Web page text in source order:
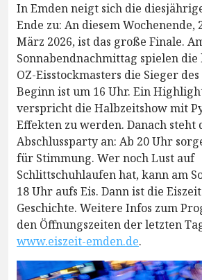
In Emden neigt sich die
Ende zu: An diesem Wochenende,
März 2026, ist das große Finale.
Sonnabendnachmittag spielen die
OZ-Eisstockmasters die Sieger
Beginn ist um 16 Uhr. Ein
verspricht die Halbzeitshow mit
Effekten zu werden. Danach steht
Abschlussparty an: Ab 20 Uhr
für Stimmung. Wer noch Lust auf
Schlittschuhlaufen hat, kann am
18 Uhr aufs Eis. Dann ist die
Geschichte. Weitere Infos zum
den Öffnungszeiten der letzten
www.eiszeit-emden.de.